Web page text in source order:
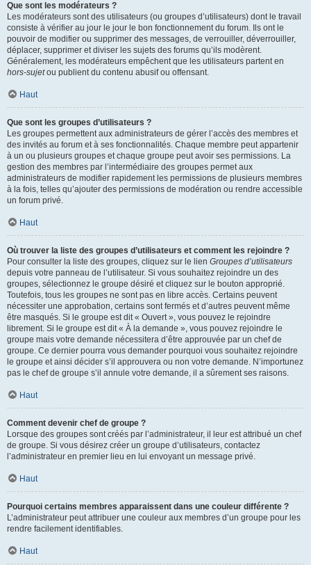
Que sont les modérateurs ?
Les modérateurs sont des utilisateurs (ou groupes d’utilisateurs) dont le travail
consiste à vérifier au jour le jour le bon fonctionnement du forum. Ils ont le
pouvoir de modifier ou supprimer des messages, de verrouiller, déverrouiller,
déplacer, supprimer et diviser les sujets des forums qu’ils modèrent.
Généralement, les modérateurs empêchent que les utilisateurs partent en
hors-sujetou publient du contenu abusif ou offensant.
Haut
Que sont les groupes d’utilisateurs ?
Les groupes permettent aux administrateurs de gérer l’accès des membres et
des invités au forum et à ses fonctionnalités. Chaque membre peut appartenir
à un ou plusieurs groupes et chaque groupe peut avoir ses permissions. La
gestion des membres par l’intermédiaire des groupes permet aux
administrateurs de modifier rapidement les permissions de plusieurs membres
à la fois, telles qu’ajouter des permissions de modération ou rendre accessible
un forum privé.
Haut
Où trouver la liste des groupes d’utilisateurs et comment les rejoindre ?
Pour consulter la liste des groupes, cliquez sur le lien Groupes d’utilisateurs
depuis votre panneau de l’utilisateur. Si vous souhaitez rejoindre un des
groupes, sélectionnez le groupe désiré et cliquez sur le bouton approprié.
Toutefois, tous les groupes ne sont pas en libre accès. Certains peuvent
nécessiter une approbation, certains sont fermés et d’autres peuvent même
être masqués. Si le groupe est dit « Ouvert », vous pouvez le rejoindre
librement. Si le groupe est dit « À la demande », vous pouvez rejoindre le
groupe mais votre demande nécessitera d’être approuvée par un chef de
groupe. Ce dernier pourra vous demander pourquoi vous souhaitez rejoindre
le groupe et ainsi décider s’il approuvera ou non votre demande. N’importunez
pas le chef de groupe s’il annule votre demande, il a sûrement ses raisons.
Haut
Comment devenir chef de groupe ?
Lorsque des groupes sont créés par l’administrateur, il leur est attribué un chef
de groupe. Si vous désirez créer un groupe d’utilisateurs, contactez
l’administrateur en premier lieu en lui envoyant un message privé.
Haut
Pourquoi certains membres apparaissent dans une couleur différente ?
L’administrateur peut attribuer une couleur aux membres d’un groupe pour les
rendre facilement identifiables.
Haut